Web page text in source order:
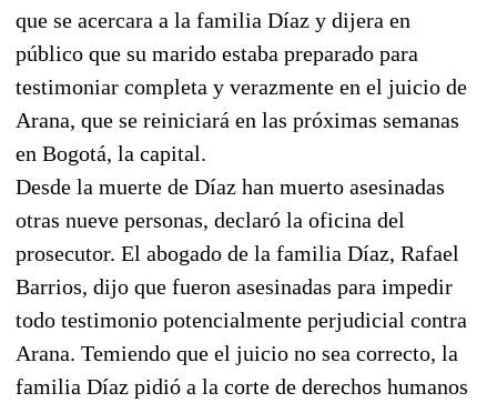
que se acercara a la familia Díaz y dijera en
público que su marido estaba preparado para
testimoniar completa y verazmente en el juicio de
Arana, que se reiniciará en las próximas semanas
en Bogotá, la capital.
Desde la muerte de Díaz han muerto asesinadas
otras nueve personas, declaró la oficina del
prosecutor. El abogado de la familia Díaz, Rafael
Barrios, dijo que fueron asesinadas para impedir
todo testimonio potencialmente perjudicial contra
Arana. Temiendo que el juicio no sea correcto, la
familia Díaz pidió a la corte de derechos humanos